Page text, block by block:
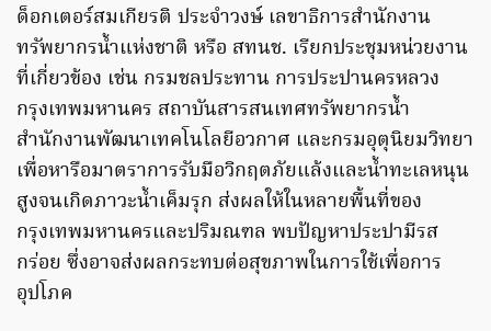
ด็อกเตอร์สมเกียรติ ประจำวงษ์ เลขาธิการสำนักงาน
ทรัพยากรน้ำแห่งชาติ หรือ สทนช. เรียกประชุมหน่วยงาน
ที่เกี่ยวข้อง เช่น กรมชลประทาน การประปานครหลวง
กรุงเทพมหานคร สถาบันสารสนเทศทรัพยากรน้ำ
สำนักงานพัฒนาเทคโนโลยีอวกาศ และกรมอุตุนิยมวิทยา
เพื่อหารือมาตราการรับมือวิกฤตภัยแล้งและน้ำทะเลหนุน
สูงจนเกิดภาวะน้ำเค็มรุก ส่งผลให้ในหลายพื้นที่ของ
กรุงเทพมหานครและปริมณฑล พบปัญหาประปามีรส
กร่อย ซึ่งอาจส่งผลกระทบต่อสุขภาพในการใช้เพื่อการ
อุปโภค